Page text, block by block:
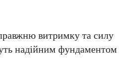
витримку та силу
надійним фундаментом